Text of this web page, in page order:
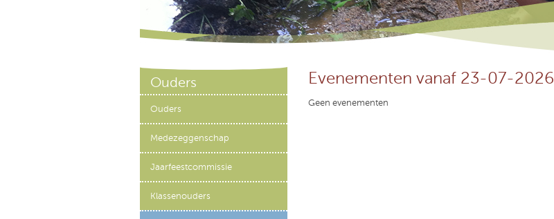
Ouders
Ouders
Medezeggenschap
Jaarfeestcommissie
Klassenouders
Evenementen vanaf 23-07-2026
Geen evenementen